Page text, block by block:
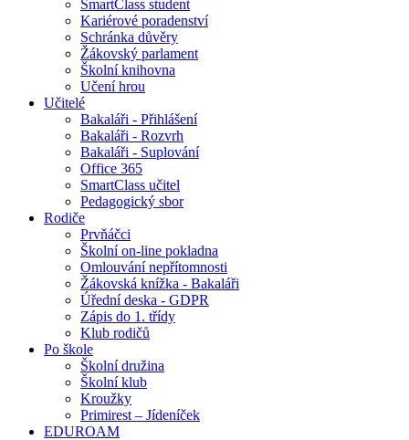
SmartClass student
Kariérové poradenství
Schránka důvěry
Žákovský parlament
Školní knihovna
Učení hrou
Učitelé
Bakaláři - Přihlášení
Bakaláři - Rozvrh
Bakaláři - Suplování
Office 365
SmartClass učitel
Pedagogický sbor
Rodiče
Prvňáčci
Školní on-line pokladna
Omlouvání nepřítomnosti
Žákovská knížka - Bakaláři
Úřední deska - GDPR
Zápis do 1. třídy
Klub rodičů
Po škole
Školní družina
Školní klub
Kroužky
Primirest – Jídeníček
EDUROAM